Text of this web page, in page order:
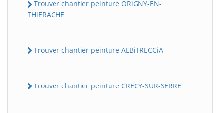
Trouver chantier peinture ORiGNY-EN-
THiERACHE
Trouver chantier peinture ALBiTRECCiA
Trouver chantier peinture CRECY-SUR-SERRE
B Assistant en ligne